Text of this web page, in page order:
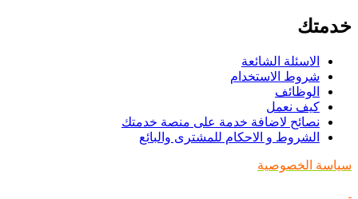
خدمتك
الاسئلة الشائعة
شروط الاستخدام
الوظائف
كيف نعمل
نصائح لاضافة خدمة على منصة خدمتك
الشروط و الاحكام للمشترى والبائع
سياسة الخصوصية